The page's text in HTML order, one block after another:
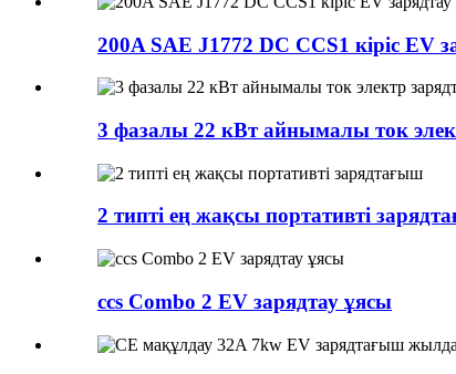
200A SAE J1772 DC CCS1 кіріс EV
3 фазалы 22 кВт айнымалы ток
2 типті ең жақсы портативті
ccs Combo 2 EV зарядтау ұясы